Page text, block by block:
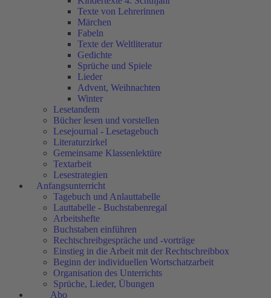
Texte von Lehrerinnen
Märchen
Fabeln
Texte der Weltliteratur
Gedichte
Sprüche und Spiele
Lieder
Advent, Weihnachten
Winter
Lesetandem
Bücher lesen und vorstellen
Lesejournal - Lesetagebuch
Literaturzirkel
Gemeinsame Klassenlektüre
Textarbeit
Lesestrategien
Anfangsunterricht
Tagebuch und Anlauttabelle
Lauttabelle - Buchstabenregal
Arbeitshefte
Buchstaben einführen
Rechtschreibgespräche und -vorträge
Einstieg in die Arbeit mit der Rechtschreibbox
Beginn der individuellen Wortschatzarbeit
Organisation des Unterrichts
Sprüche, Lieder, Übungen
Abo